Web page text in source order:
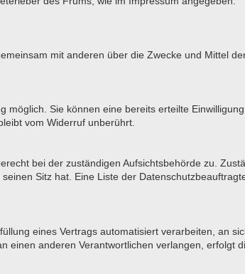
mit anderen über die Zwecke und Mittel
Sie können eine bereits erteilte
vom Widerruf unberührt.
bei der zuständigen Aufsichtsbehörde zu.
Sitz hat. Eine Liste der
eines Vertrags automatisiert verarbeiten, an
anderen Verantwortlichen verlangen, erfolgt